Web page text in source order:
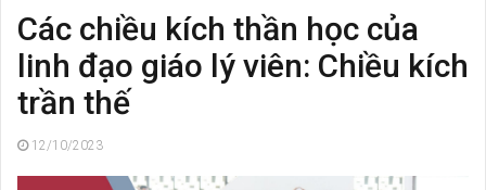
Các chiều kích thần học của
linh đạo giáo lý viên: Chiều kích
trần thế
12/10/2023